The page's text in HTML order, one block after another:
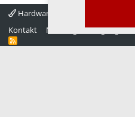
Hardwareluxx 4.0
Kontakt
Nutzungsbedingungen
R
S